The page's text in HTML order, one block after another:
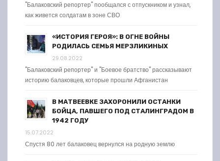
"Балаковский репортер" пообщался с отпускником и узнал,
как живется солдатам в зоне СВО
«ИСТОРИЯ ГЕРОЯ»: В ОГНЕ ВОЙНЫ
РОДИЛАСЬ СЕМЬЯ МЕРЗЛИКИНЫХ
29.08.2022
"Балаковский репортер" и "Боевое братство" рассказывают
историю балаковцев, которые прошли Афганистан
В МАТВЕЕВКЕ ЗАХОРОНИЛИ ОСТАНКИ
БОЙЦА, ПАВШЕГО ПОД СТАЛИНГРАДОМ В
1942 ГОДУ
15.07.2022
Спустя 80 лет балаковец вернулся на родную землю